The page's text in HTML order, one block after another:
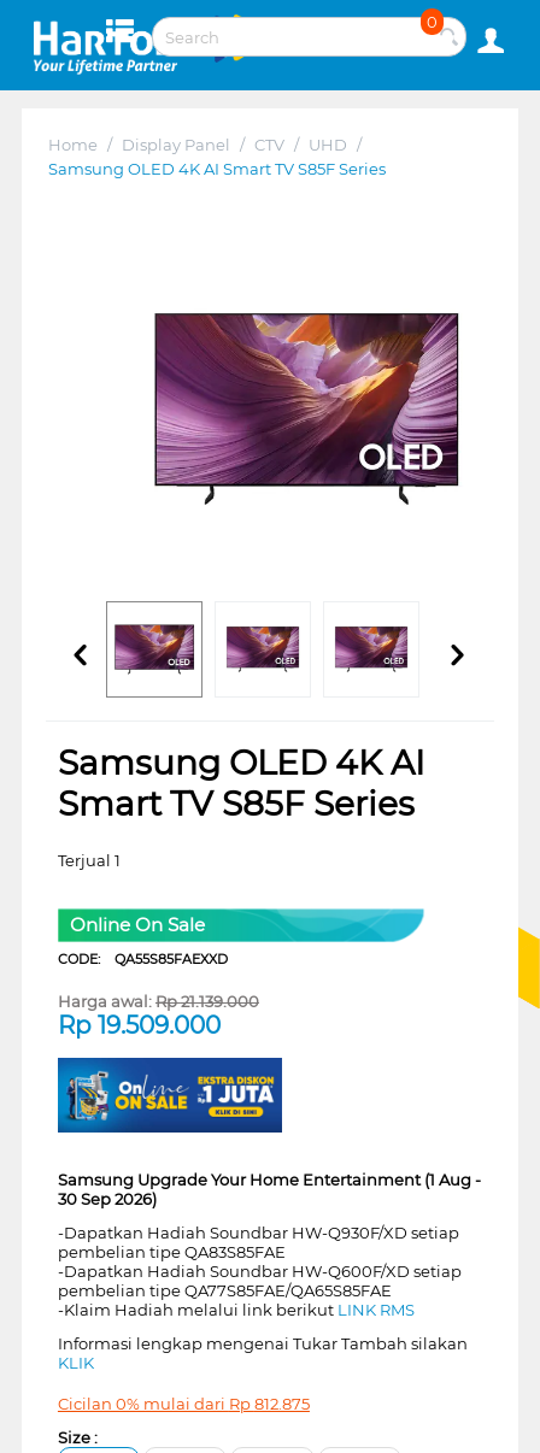
0
Home / Display Panel / CTV / UHD /
Samsung OLED 4K AI Smart TV S85F Series
Samsung OLED 4K AI
Smart TV S85F Series
Terjual 1
Online On Sale
CODE: QA55S85FAEXXD
Harga awal:Rp21.139.000
Rp 19.509.000
Samsung Upgrade Your Home Entertainment (1 Aug -
30 Sep 2026)
-Dapatkan Hadiah Soundbar HW-Q930F/XD setiap
pembelian tipe QA83S85FAE
-Dapatkan Hadiah Soundbar HW-Q600F/XD setiap
pembelian tipe QA77S85FAE/QA65S85FAE
-Klaim Hadiah melalui link berikut LINK RMS
Informasi lengkap mengenai Tukar Tambah silakan
KLIK
Cicilan 0% mulai dari Rp812.875
Size :